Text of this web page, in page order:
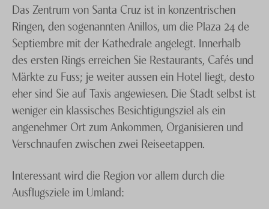
Das Zentrum von Santa Cruz ist in konzentrischen
Ringen, den sogenannten Anillos, um die Plaza 24 de
Septiembre mit der Kathedrale angelegt. Innerhalb
des ersten Rings erreichen Sie Restaurants, Cafés und
Märkte zu Fuss; je weiter aussen ein Hotel liegt, desto
eher sind Sie auf Taxis angewiesen. Die Stadt selbst ist
weniger ein klassisches Besichtigungsziel als ein
angenehmer Ort zum Ankommen, Organisieren und
Verschnaufen zwischen zwei Reiseetappen.
Interessant wird die Region vor allem durch die
Ausflugsziele im Umland: